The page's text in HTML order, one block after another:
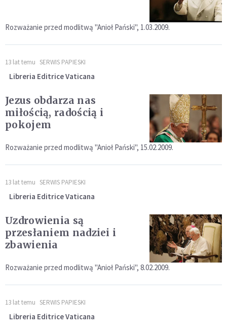
Rozważanie przed modlitwą "Anioł Pański", 1.03.2009.
13 lat temu SERWIS PAPIESKI
Libreria Editrice Vaticana
Jezus obdarza nas
miłością, radością i
pokojem
Rozważanie przed modlitwą "Anioł Pański", 15.02.2009.
13 lat temu SERWIS PAPIESKI
Libreria Editrice Vaticana
Uzdrowienia są
przesłaniem nadziei i
zbawienia
Rozważanie przed modlitwą "Anioł Pański", 8.02.2009.
13 lat temu SERWIS PAPIESKI
Libreria Editrice Vaticana